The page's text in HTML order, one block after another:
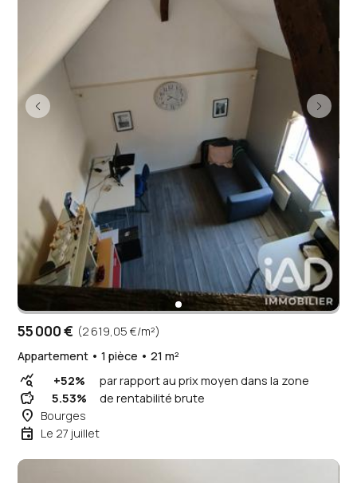
55 000 € (2 619,05 €/m²)
Appartement • 1 pièce • 21 m²
query_stats +52% par rapport au prix moyen dans la zone
savings 5.53% de rentabilité brute
place Bourges
event Le 27 juillet